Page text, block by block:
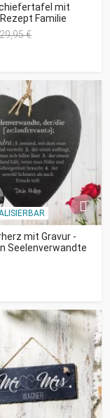
mit
Familie
29,95 €
mit Gravur -
Seelenverwandte